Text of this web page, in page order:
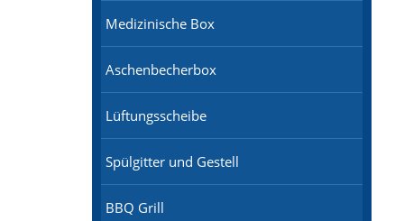
Medizinische Box
Aschenbecherbox
Lüftungsscheibe
Spülgitter und Gestell
BBQ Grill